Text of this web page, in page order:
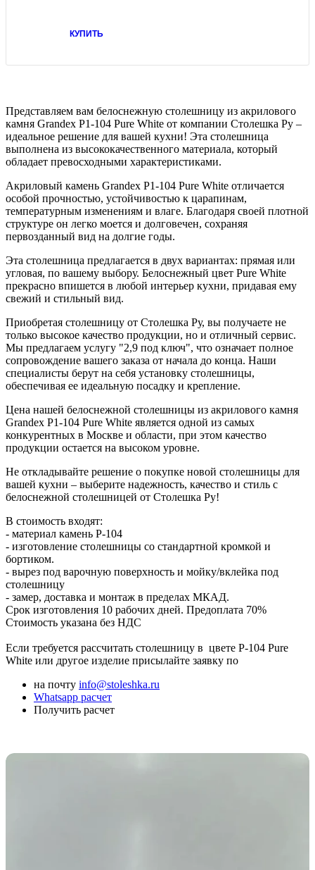
КУПИТЬ
Представляем вам белоснежную столешницу из акрилового
камня Grandex P1-104 Pure White от компании Столешка Ру –
идеальное решение для вашей кухни! Эта столешница
выполнена из высококачественного материала, который
обладает превосходными характеристиками.
Акриловый камень Grandex P1-104 Pure White отличается
особой прочностью, устойчивостью к царапинам,
температурным изменениям и влаге. Благодаря своей плотной
структуре он легко моется и долговечен, сохраняя
первозданный вид на долгие годы.
Эта столешница предлагается в двух вариантах: прямая или
угловая, по вашему выбору. Белоснежный цвет Pure White
прекрасно впишется в любой интерьер кухни, придавая ему
свежий и стильный вид.
Приобретая столешницу от Столешка Ру, вы получаете не
только высокое качество продукции, но и отличный сервис.
Мы предлагаем услугу "2,9 под ключ", что означает полное
сопровождение вашего заказа от начала до конца. Наши
специалисты берут на себя установку столешницы,
обеспечивая ее идеальную посадку и крепление.
Цена нашей белоснежной столешницы из акрилового камня
Grandex P1-104 Pure White является одной из самых
конкурентных в Москве и области, при этом качество
продукции остается на высоком уровне.
Не откладывайте решение о покупке новой столешницы для
вашей кухни – выберите надежность, качество и стиль с
белоснежной столешницей от Столешка Ру!
В стоимость входят:
- материал камень P-104
- изготовление столешницы со стандартной кромкой и
бортиком.
- вырез под варочную поверхность и мойку/вклейка под
столешницу
- замер, доставка и монтаж в пределах МКАД.
Срок изготовления 10 рабочих дней. Предоплата 70%
Стоимость указана без НДС
Если требуется рассчитать столешницу в цвете P-104 Pure
White или другое изделие присылайте заявку по
на почту info@stoleshka.ru
Whatsapp расчет
Получить расчет